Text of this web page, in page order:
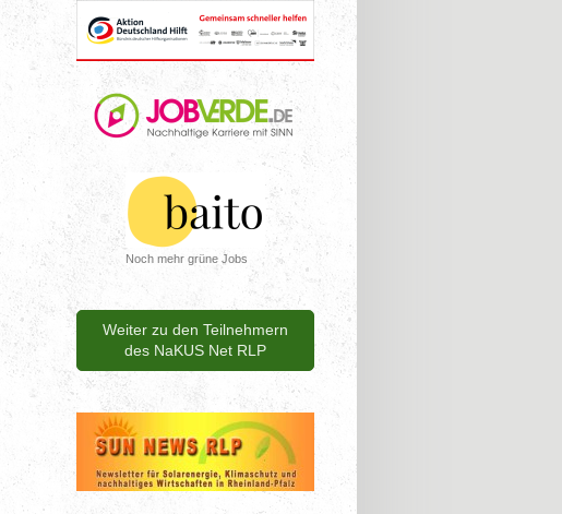
Noch mehr grüne Jobs
Weiter zu den Teilnehmern
des NaKUS Net RLP